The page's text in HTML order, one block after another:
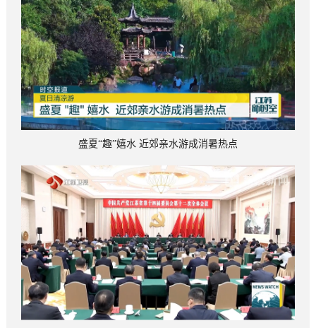
盛夏“趣”嬉水 近郊亲水游成消暑热点